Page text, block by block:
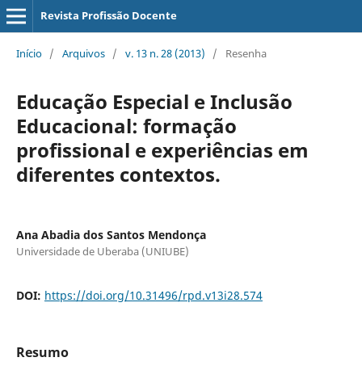
Revista Profissão Docente
Início / Arquivos / v. 13 n. 28 (2013) / Resenha
Educação Especial e Inclusão
Educacional: formação
profissional e experiências em
diferentes contextos.
Ana Abadia dos Santos Mendonça
Universidade de Uberaba (UNIUBE)
DOI: https://doi.org/10.31496/rpd.v13i28.574
Resumo